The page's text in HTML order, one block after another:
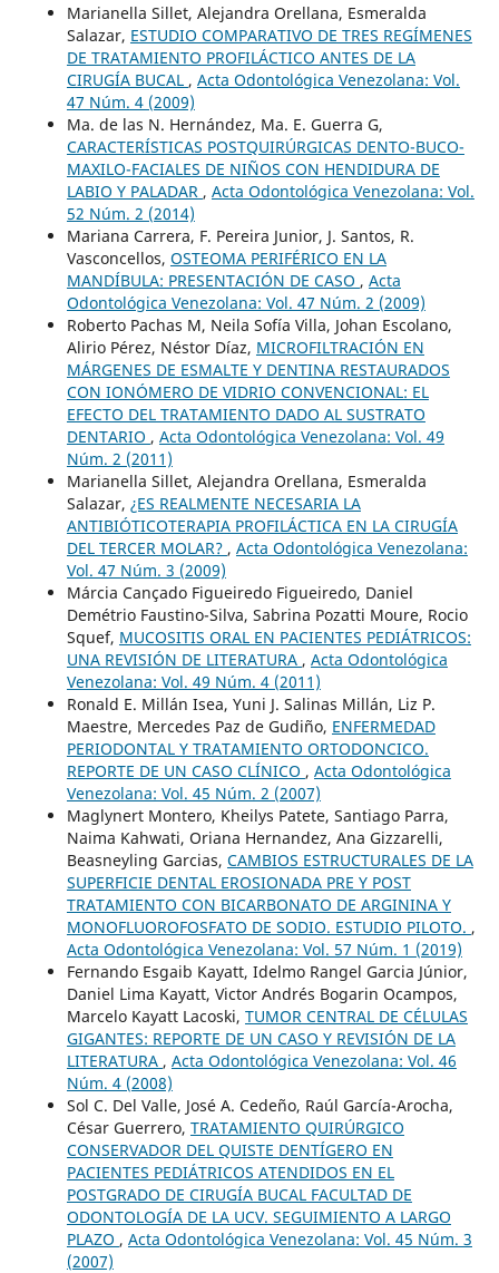
Marianella Sillet, Alejandra Orellana, Esmeralda
Salazar, ESTUDIO COMPARATIVO DE TRES REGÍMENES
DE TRATAMIENTO PROFILÁCTICO ANTES DE LA
CIRUGÍA BUCAL , Acta Odontológica Venezolana: Vol.
47 Núm. 4 (2009)
Ma. de las N. Hernández, Ma. E. Guerra G,
CARACTERÍSTICAS POSTQUIRÚRGICAS DENTO-BUCO-
MAXILO-FACIALES DE NIÑOS CON HENDIDURA DE
LABIO Y PALADAR , Acta Odontológica Venezolana: Vol.
52 Núm. 2 (2014)
Mariana Carrera, F. Pereira Junior, J. Santos, R.
Vasconcellos, OSTEOMA PERIFÉRICO EN LA
MANDÍBULA: PRESENTACIÓN DE CASO , Acta
Odontológica Venezolana: Vol. 47 Núm. 2 (2009)
Roberto Pachas M, Neila Sofía Villa, Johan Escolano,
Alirio Pérez, Néstor Díaz, MICROFILTRACIÓN EN
MÁRGENES DE ESMALTE Y DENTINA RESTAURADOS
CON IONÓMERO DE VIDRIO CONVENCIONAL: EL
EFECTO DEL TRATAMIENTO DADO AL SUSTRATO
DENTARIO , Acta Odontológica Venezolana: Vol. 49
Núm. 2 (2011)
Marianella Sillet, Alejandra Orellana, Esmeralda
Salazar, ¿ES REALMENTE NECESARIA LA
ANTIBIÓTICOTERAPIA PROFILÁCTICA EN LA CIRUGÍA
DEL TERCER MOLAR? , Acta Odontológica Venezolana:
Vol. 47 Núm. 3 (2009)
Márcia Cançado Figueiredo Figueiredo, Daniel
Demétrio Faustino-Silva, Sabrina Pozatti Moure, Rocio
Squef, MUCOSITIS ORAL EN PACIENTES PEDIÁTRICOS:
UNA REVISIÓN DE LITERATURA , Acta Odontológica
Venezolana: Vol. 49 Núm. 4 (2011)
Ronald E. Millán Isea, Yuni J. Salinas Millán, Liz P.
Maestre, Mercedes Paz de Gudiño, ENFERMEDAD
PERIODONTAL Y TRATAMIENTO ORTODONCICO.
REPORTE DE UN CASO CLÍNICO , Acta Odontológica
Venezolana: Vol. 45 Núm. 2 (2007)
Maglynert Montero, Kheilys Patete, Santiago Parra,
Naima Kahwati, Oriana Hernandez, Ana Gizzarelli,
Beasneyling Garcias, CAMBIOS ESTRUCTURALES DE LA
SUPERFICIE DENTAL EROSIONADA PRE Y POST
TRATAMIENTO CON BICARBONATO DE ARGININA Y
MONOFLUOROFOSFATO DE SODIO. ESTUDIO PILOTO. ,
Acta Odontológica Venezolana: Vol. 57 Núm. 1 (2019)
Fernando Esgaib Kayatt, Idelmo Rangel Garcia Júnior,
Daniel Lima Kayatt, Victor Andrés Bogarin Ocampos,
Marcelo Kayatt Lacoski, TUMOR CENTRAL DE CÉLULAS
GIGANTES: REPORTE DE UN CASO Y REVISIÓN DE LA
LITERATURA , Acta Odontológica Venezolana: Vol. 46
Núm. 4 (2008)
Sol C. Del Valle, José A. Cedeño, Raúl García-Arocha,
César Guerrero, TRATAMIENTO QUIRÚRGICO
CONSERVADOR DEL QUISTE DENTÍGERO EN
PACIENTES PEDIÁTRICOS ATENDIDOS EN EL
POSTGRADO DE CIRUGÍA BUCAL FACULTAD DE
ODONTOLOGÍA DE LA UCV. SEGUIMIENTO A LARGO
PLAZO , Acta Odontológica Venezolana: Vol. 45 Núm. 3
(2007)